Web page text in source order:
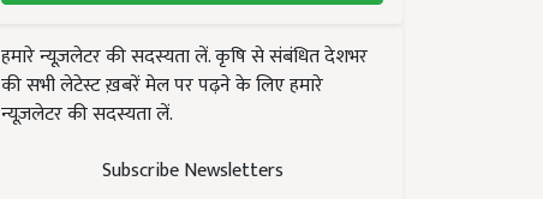
हमारे न्यूज़लेटर की सदस्यता लें. कृषि से संबंधित देशभर
की सभी लेटेस्ट ख़बरें मेल पर पढ़ने के लिए हमारे
न्यूज़लेटर की सदस्यता लें.
Subscribe Newsletters